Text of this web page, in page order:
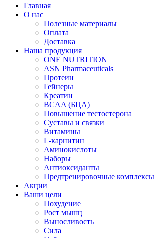
Главная
О нас
Полезные материалы
Оплата
Доставка
Наша продукция
ONE NUTRITION
ASN Pharmaceuticals
Протеин
Гейнеры
Креатин
BCAA (БЦА)
Повышение тестостерона
Суставы и связки
Витамины
L-карнитин
Аминокислоты
Наборы
Антиоксиданты
Предтренировочные комплексы
Акции
Ваши цели
Похудение
Рост мышц
Выносливость
Сила